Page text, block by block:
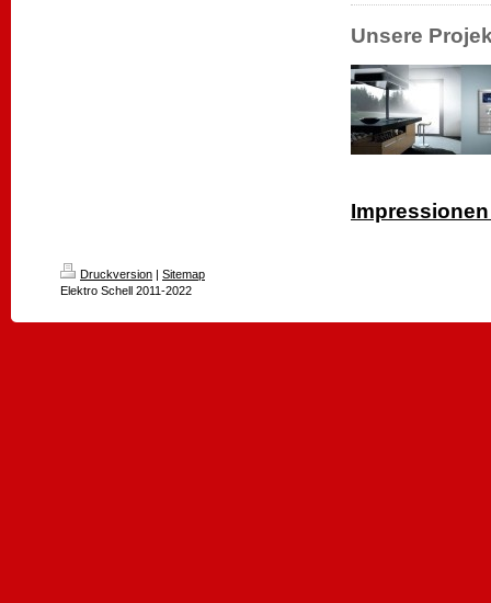
Unsere
Druckversion | Sitemap
Elektro Schell 2011-2022